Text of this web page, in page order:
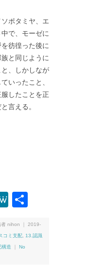
ポタミヤ、エ
で、モーゼに
彷徨った後に
と同じように
、しかしなが
いったこと、
したことを正
言える。
MeWe
者 nihon ｜ 2019-
コミ支配 13.認識
構造 No